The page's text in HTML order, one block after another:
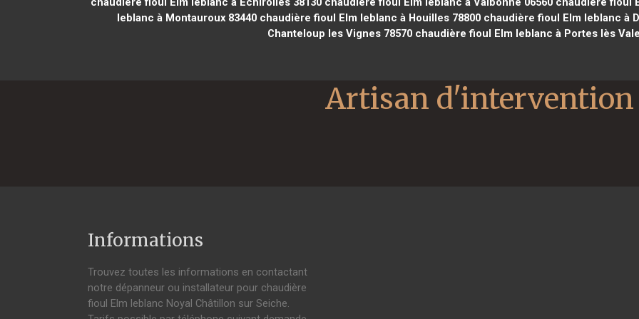
leblanc à Montauroux 83440 chaudière fioul Elm leblanc à Houilles 78800 chaudière fioul Elm leblanc à
Chanteloup les Vignes 78570 chaudière fioul Elm leblanc à Portes lès
Informations
Trouvez toutes les informations en contactant
notre dépanneur ou installateur pour chaudière
fioul Elm leblanc Noyal Châtillon sur Seiche.
Artisan d'intervention